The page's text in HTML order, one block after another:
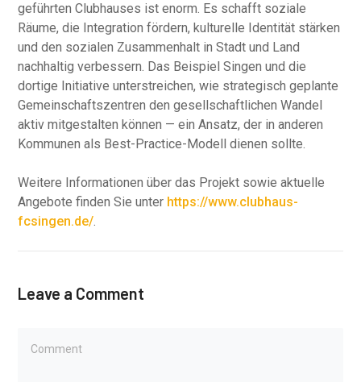
geführten Clubhauses ist enorm. Es schafft soziale
Räume, die Integration fördern, kulturelle Identität stärken
und den sozialen Zusammenhalt in Stadt und Land
nachhaltig verbessern. Das Beispiel Singen und die
dortige Initiative unterstreichen, wie strategisch geplante
Gemeinschaftszentren den gesellschaftlichen Wandel
aktiv mitgestalten können — ein Ansatz, der in anderen
Kommunen als Best-Practice-Modell dienen sollte.
Weitere Informationen über das Projekt sowie aktuelle
Angebote finden Sie unter https://www.clubhaus-
fcsingen.de/.
Leave a Comment